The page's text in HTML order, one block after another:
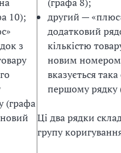
10);
з
(графа
другий —
додатковий
кількістю
новим
вказується
першому рядку
Ці два рядки
групу